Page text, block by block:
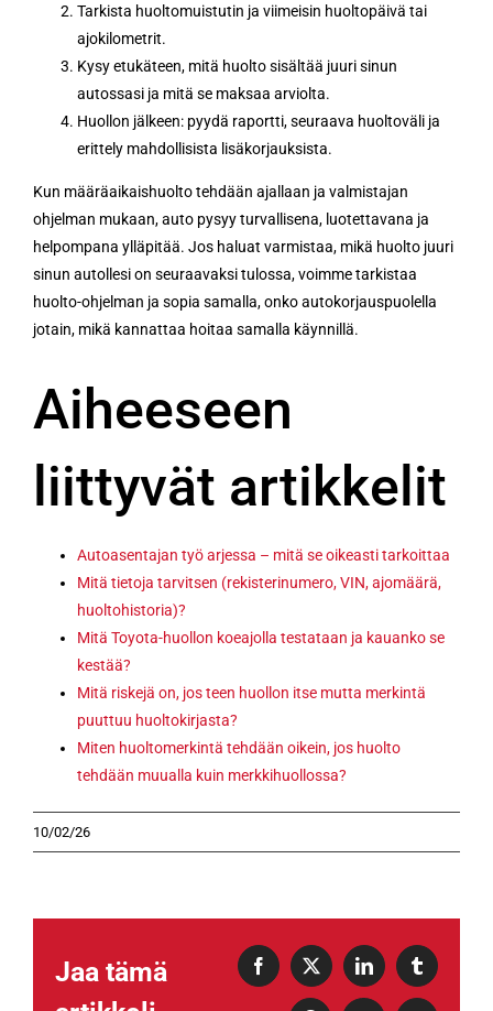
Tarkista huoltomuistutin ja viimeisin huoltopäivä tai
ajokilometrit.
Kysy etukäteen, mitä huolto sisältää juuri sinun
autossasi ja mitä se maksaa arviolta.
Huollon jälkeen: pyydä raportti, seuraava huoltoväli ja
erittely mahdollisista lisäkorjauksista.
Kun määräaikaishuolto tehdään ajallaan ja valmistajan
ohjelman mukaan, auto pysyy turvallisena, luotettavana ja
helpompana ylläpitää. Jos haluat varmistaa, mikä huolto juuri
sinun autollesi on seuraavaksi tulossa, voimme tarkistaa
huolto-ohjelman ja sopia samalla, onko autokorjauspuolella
jotain, mikä kannattaa hoitaa samalla käynnillä.
Aiheeseen
liittyvät artikkelit
Autoasentajan työ arjessa – mitä se oikeasti tarkoittaa
Mitä tietoja tarvitsen (rekisterinumero, VIN, ajomäärä,
huoltohistoria)?
Mitä Toyota-huollon koeajolla testataan ja kauanko se
kestää?
Mitä riskejä on, jos teen huollon itse mutta merkintä
puuttuu huoltokirjasta?
Miten huoltomerkintä tehdään oikein, jos huolto
tehdään muualla kuin merkkihuollossa?
10/02/26
Jaa tämä
Facebook
X LinkedInTumblr